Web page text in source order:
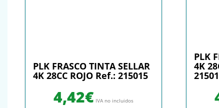
PLK FRASCO TINTA SELLAR
4K 28CC ROJO Ref.: 215015
4,42€ IVA no incluidos
PLK
4K